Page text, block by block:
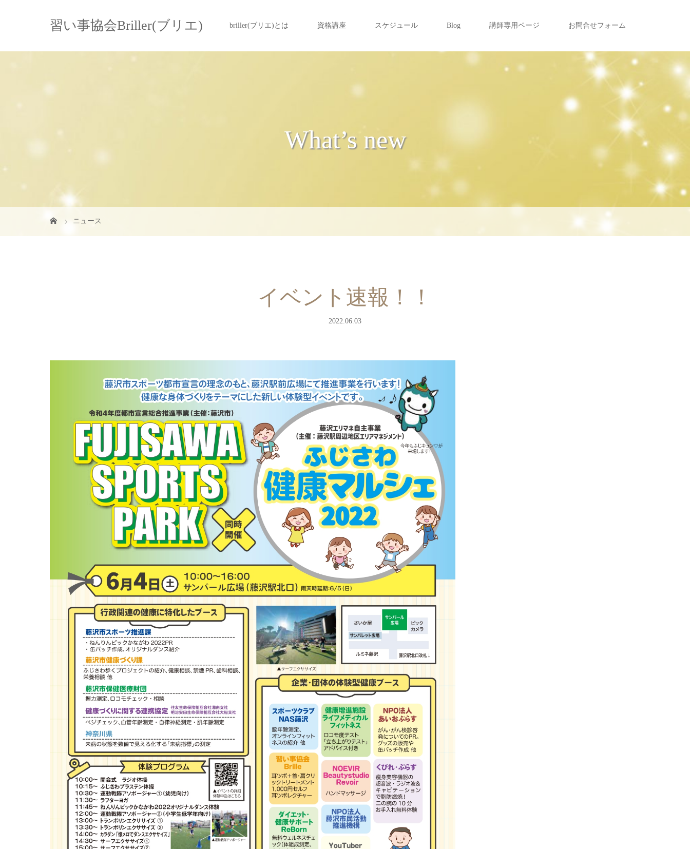
習い事協会Briller(ブリエ) briller(ブリエ)とは 資格講座 スケジュール Blog 講師専用ページ お問合せフォーム
What’s new
ニュース
イベント速報！！
2022.06.03